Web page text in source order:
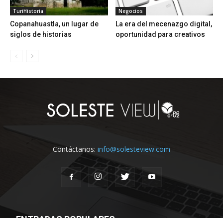
TuriHistoria
Copanahuastla, un lugar de
siglos de historias
Negocios
La era del mecenazgo digital,
oportunidad para creativos
Contáctanos: info@solesteview.com